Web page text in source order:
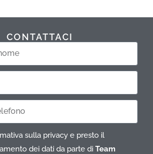
CONTATTACI
sulla privacy e presto il
dei dati da parte di Team